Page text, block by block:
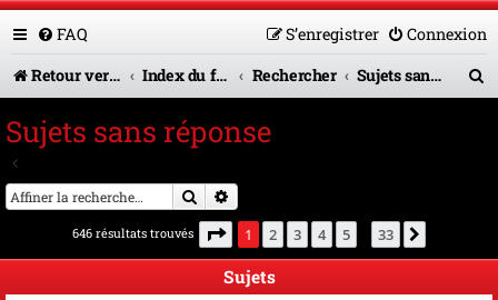
FAQ Connexion
S’enregistrer
Retour vers le site U.A.G.R.
Index du forum Rechercher Sujets sans réponse
Sujets sans réponse
Rechercher
646 résultats trouvés Page 1sur33
1 2 3 4 5 33
Sujets